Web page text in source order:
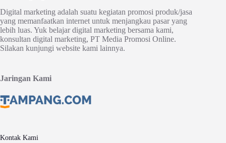
Digital marketing adalah suatu kegiatan promosi produk/jasa
yang memanfaatkan internet untuk menjangkau pasar yang
lebih luas. Yuk belajar digital marketing bersama kami,
konsultan digital marketing, PT Media Promosi Online.
Silakan kunjungi website kami lainnya.
Jaringan Kami
Kontak Kami